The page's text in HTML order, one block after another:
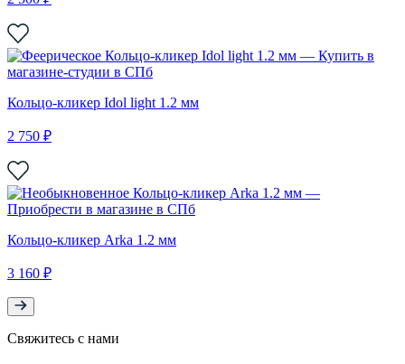
Кольцо-кликер Idol light 1.2 мм
2 750 ₽
Кольцо-кликер Arka 1.2 мм
3 160 ₽
Свяжитесь с нами